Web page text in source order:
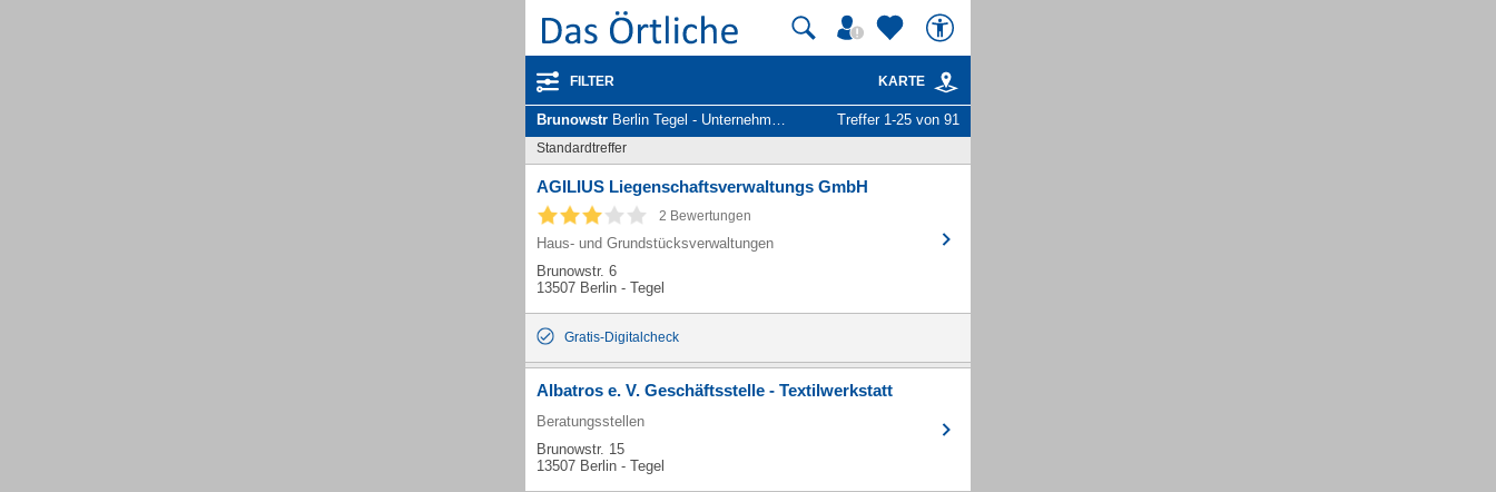
FILTER KARTE
Brunowstr Berlin Tegel - Unternehmen und Personen Treffer 1-25 von 91
Standardtreffer
AGILIUS Liegenschaftsverwaltungs GmbH
2 Bewertungen
Haus- und Grundstücksverwaltungen
Brunowstr. 6
13507 Berlin - Tegel
Gratis-Digitalcheck
Albatros e. V. Geschäftsstelle - Textilwerkstatt
Beratungsstellen
Brunowstr. 15
13507 Berlin - Tegel